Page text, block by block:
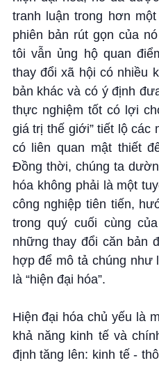
tranh luận trong hơn
phiên bản rút gọn của
tôi vẫn ủng hộ quan
thay đổi xã hội có nhiều
bản khác và có ý định
thực nghiệm tốt có lợi
giá trị thế giới” tiết lộ các
có liên quan mật thiết
Đồng thời, chúng ta
hóa không phải là một
công nghiệp tiên tiến,
trong quý cuối cùng
những thay đổi căn bản
hợp để mô tả chúng như
là “hiện đại hóa”.
Hiện đại hóa chủ yếu là
khả năng kinh tế và
định tăng lên: kinh tế -